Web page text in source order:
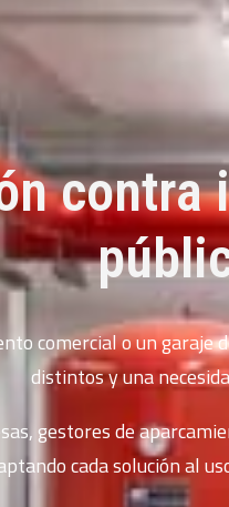
contra
comercial o un garaje
distintos y una
gestores de
cada solución al